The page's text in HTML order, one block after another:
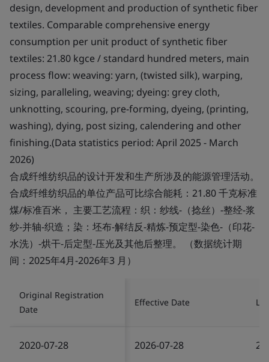
design, development and production of synthetic fiber
textiles. Comparable comprehensive energy
consumption per unit product of synthetic fiber
textiles: 21.80 kgce / standard hundred meters, main
process flow: weaving: yarn, (twisted silk), warping,
sizing, paralleling, weaving; dyeing: grey cloth,
unknotting, scouring, pre-forming, dyeing, (printing,
washing), dying, post sizing, calendering and other
finishing.(Data statistics period: April 2025 - March
2026)
合成纤维纺织品的设计开发和生产所涉及的能源管理活动。
合成纤维纺织品的单位产品可比综合能耗：21.80 千克标准
煤/标准百米， 主要工艺流程：织：纱线-（捻丝）-整经-浆
纱-并轴-织造；染：坯布-解结反-精炼-预定型-染色-（印花-
水洗）-烘干-后定型-压光及其他后整理。 （数据统计期
间：2025年4月-2026年3 月）
Original Registration
Date
Effective Date
2020-07-28 2026-07-28